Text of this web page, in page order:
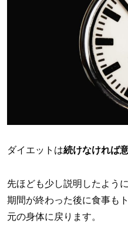
ダイエットは続けなければ
先ほども少し説明したよう
期間が終わった後に食事も
元の身体に戻ります。